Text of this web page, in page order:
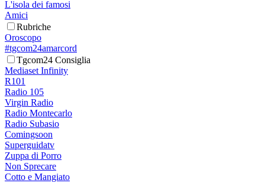
L'isola dei famosi
Amici
Rubriche
Oroscopo
#tgcom24amarcord
Tgcom24 Consiglia
Mediaset Infinity
R101
Radio 105
Virgin Radio
Radio Montecarlo
Radio Subasio
Comingsoon
Superguidatv
Zuppa di Porro
Non Sprecare
Cotto e Mangiato